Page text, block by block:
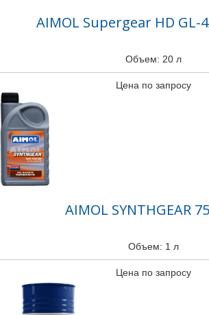
AIMOL Supergear HD GL-
Объем: 20 л
Цена по запросу
AIMOL SYNTHGEAR
Объем: 1 л
Цена по запросу